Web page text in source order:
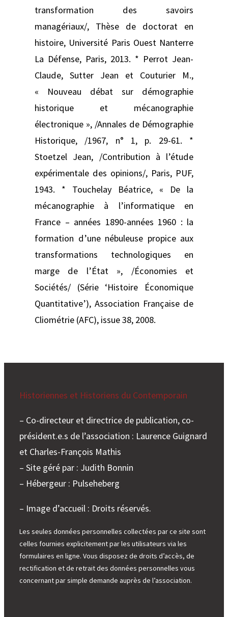
transformation des savoirs
managériaux/, Thèse de doctorat en
histoire, Université Paris Ouest Nanterre
La Défense, Paris, 2013. * Perrot Jean-
Claude, Sutter Jean et Couturier M.,
« Nouveau débat sur démographie
historique et mécanographie
électronique », /Annales de Démographie
Historique, /1967, n° 1, p. 29‑61. *
Stoetzel Jean, /Contribution à l’étude
expérimentale des opinions/, Paris, PUF,
1943. * Touchelay Béatrice, « De la
mécanographie à l’informatique en
France – années 1890-années 1960 : la
formation d’une nébuleuse propice aux
transformations technologiques en
marge de l’État », /Économies et
Sociétés/ (Série ‘Histoire Économique
Quantitative’), Association Française de
Cliométrie (AFC), issue 38, 2008.
Historiennes et Historiens du Contemporain
– Co-directeur et directrice de publication, co-
président.e.s de l’association : Laurence Guignard
et Charles-François Mathis
– Site géré par : Judith Bonnin
– Hébergeur : Pulseheberg
– Image d’accueil : Droits réservés.
Les seules données personnelles collectées par ce site sont
celles fournies explicitement par les utilisateurs via les
formulaires en ligne. Vous disposez de droits d’accès, de
rectification et de retrait des données personnelles vous
concernant par simple demande auprès de l’association.